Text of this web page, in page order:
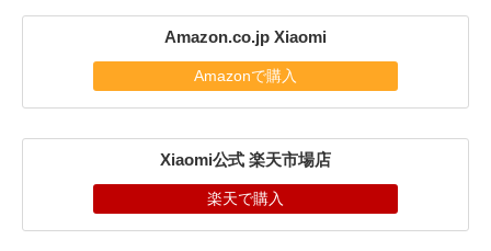
Amazon.co.jp Xiaomi
Amazonで購入
Xiaomi公式 楽天市場店
楽天で購入